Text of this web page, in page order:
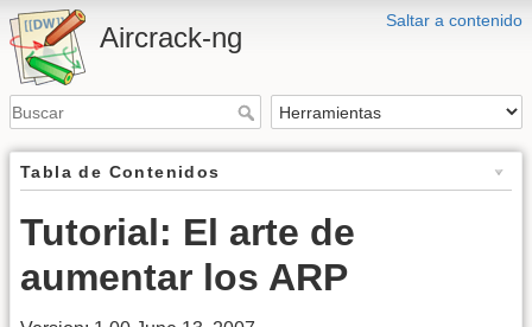
Saltar a contenido
Aircrack-ng
Tabla de Contenidos
Tutorial: El arte de
aumentar los ARP